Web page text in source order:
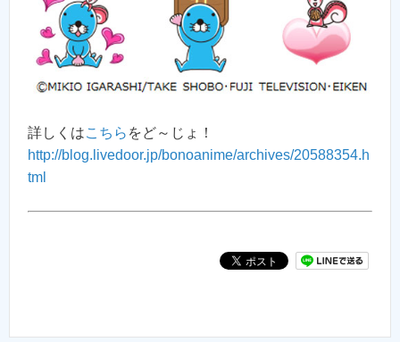
詳しくはこちら をど～じょ！
http://blog.livedoor.jp/bonoanime/archives/20588354.h
tml